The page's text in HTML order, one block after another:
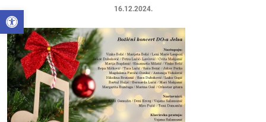
Open toolbar 16.12.2024.